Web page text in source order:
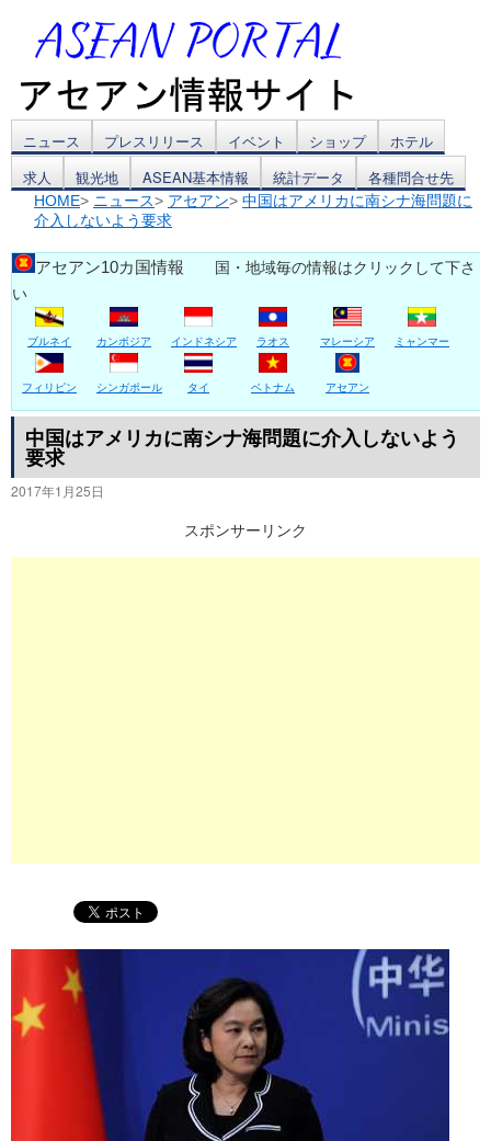
コ
ン
テ
ン
ツ
へ
ス
キ
ッ
ニュース プレスリリース イベント ショップ
ホテル
求人
観光地 ASEAN基本情報 統計データ 各種問合せ先
HOME> ニュース> アセアン> 中国はアメリカに南シナ海問題に
介入しないよう要求
アセアン10カ国情報 国・地域毎の情報はクリックして下さ
い
ブルネイ カンボジア インドネシア ラオス マレーシア ミャンマー
フィリピン シンガポール タイ ベトナム アセアン
中国はアメリカに南シナ海問題に介入しないよう
要求
2017年1月25日
スポンサーリンク